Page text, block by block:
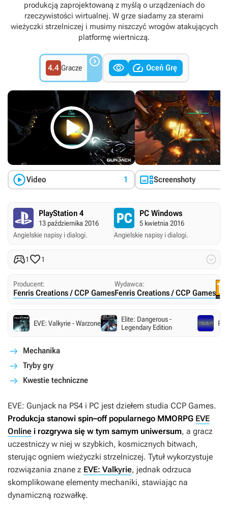
produkcją zaprojektowaną z myślą o urządzeniach do
rzeczywistości wirtualnej. W grze siadamy za sterami
wieżyczki strzelniczej i musimy niszczyć wrogów atakujących
platformę wiertniczą.
4.4 Gracze    Oceń Grę

Video 1 Screenshoty
PlayStation 4
13 października 2016
Angielskie napisy i dialogi.
PC Windows
5 kwietnia 2016
Angielskie napisy i dialogi.
1 1 
Producent:
Fenris Creations / CCP Games
Wydawca:
Fenris Creations / CCP Games
EVE: Valkyrie - Warzone
Elite: Dangerous -
Legendary Edition
Mechanika
Tryby gry
Kwestie techniczne
EVE: Gunjack na PS4 i PC jest dziełem studia CCP Games.
Produkcja stanowi spin–off popularnego MMORPG EVE
Online i rozgrywa się w tym samym uniwersum, a gracz
uczestniczy w niej w szybkich, kosmicznych bitwach,
sterując ogniem wieżyczki strzelniczej. Tytuł wykorzystuje
rozwiązania znane z EVE: Valkyrie, jednak odrzuca
skomplikowane elementy mechaniki, stawiając na
dynamiczną rozwałkę.